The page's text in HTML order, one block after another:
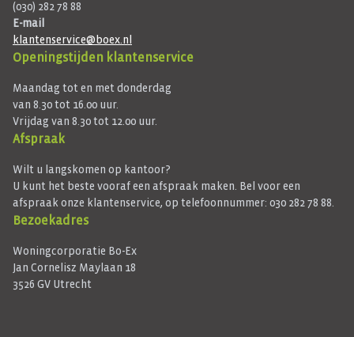
(030) 282 78 88
E-mail
klantenservice@boex.nl
Openingstijden klantenservice
Maandag tot en met donderdag
van 8.30 tot 16.00 uur.
Vrijdag van 8.30 tot 12.00 uur.
Afspraak
Wilt u langskomen op kantoor?
U kunt het beste vooraf een afspraak maken. Bel voor een
afspraak onze klantenservice, op telefoonnummer: 030 282 78 88.
Bezoekadres
Woningcorporatie Bo-Ex
Jan Cornelisz Maylaan 18
3526 GV Utrecht